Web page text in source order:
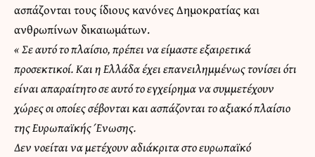
ασπάζονται τους ίδιους κανόνες Δημοκρατίας και
ανθρωπίνων δικαιωμάτων.
« Σε αυτό το πλαίσιο, πρέπει να είμαστε εξαιρετικά
προσεκτικοί. Και η Ελλάδα έχει επανειλημμένως τονίσει ότι
είναι απαραίτητο σε αυτό το εγχείρημα να συμμετέχουν
χώρες οι οποίες σέβονται και ασπάζονται το αξιακό πλαίσιο
της Ευρωπαϊκής Ένωσης.
Δεν νοείται να μετέχουν αδιάκριτα στο ευρωπαϊκό